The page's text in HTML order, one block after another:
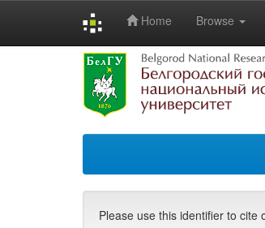
Home Browse
Please use this identifier to cite